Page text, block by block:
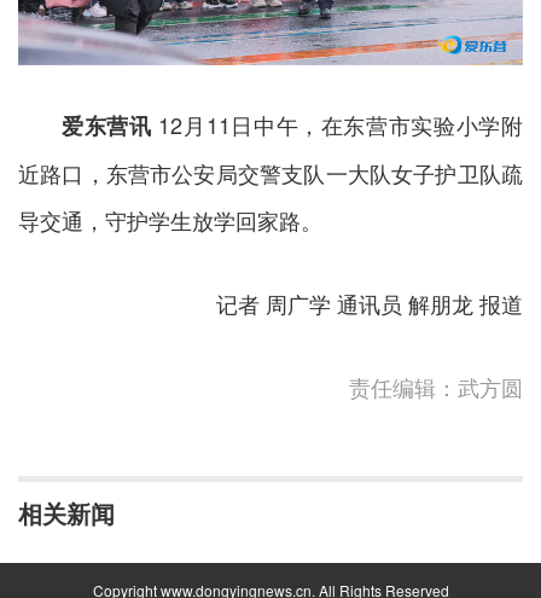
爱东营讯 12月11日中午，在东营市实验小学附
近路口，东营市公安局交警支队一大队女子护卫队疏
导交通，守护学生放学回家路。
记者 周广学 通讯员 解朋龙 报道
责任编辑：武方圆
相关新闻
Copyright www.dongyingnews.cn. All Rights Reserved